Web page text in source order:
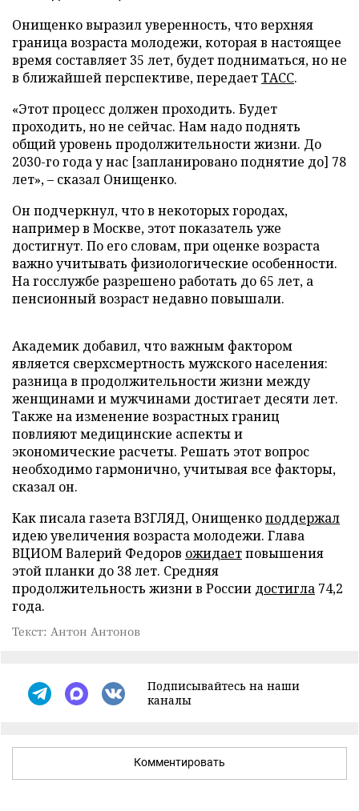
Онищенко выразил уверенность, что верхняя
граница возраста молодежи, которая в настоящее
время составляет 35 лет, будет подниматься, но не
в ближайшей перспективе, передаетТАСС.
«Этот процесс должен проходить. Будет
проходить, но не сейчас. Нам надо поднять
общий уровень продолжительности жизни. До
2030-го года у нас [запланировано поднятие до] 78
лет», – сказал Онищенко.
Он подчеркнул, что в некоторых городах,
например в Москве, этот показатель уже
достигнут. По его словам, при оценке возраста
важно учитывать физиологические особенности.
На госслужбе разрешено работать до 65 лет, а
пенсионный возраст недавно повышали.
Академик добавил, что важным фактором
является сверхсмертность мужского населения:
разница в продолжительности жизни между
женщинами и мужчинами достигает десяти лет.
Также на изменение возрастных границ
повлияют медицинские аспекты и
экономические расчеты. Решать этот вопрос
необходимо гармонично, учитывая все факторы,
сказал он.
Как писала газета ВЗГЛЯД, Онищенкоподдержал
идею увеличения возраста молодежи. Глава
ВЦИОМ Валерий Федоров ожидаетповышения
этой планки до 38 лет. Средняя
продолжительность жизни в России достигла 74,2
года.
Текст: Антон Антонов
Подписывайтесь на наши
каналы
Комментировать